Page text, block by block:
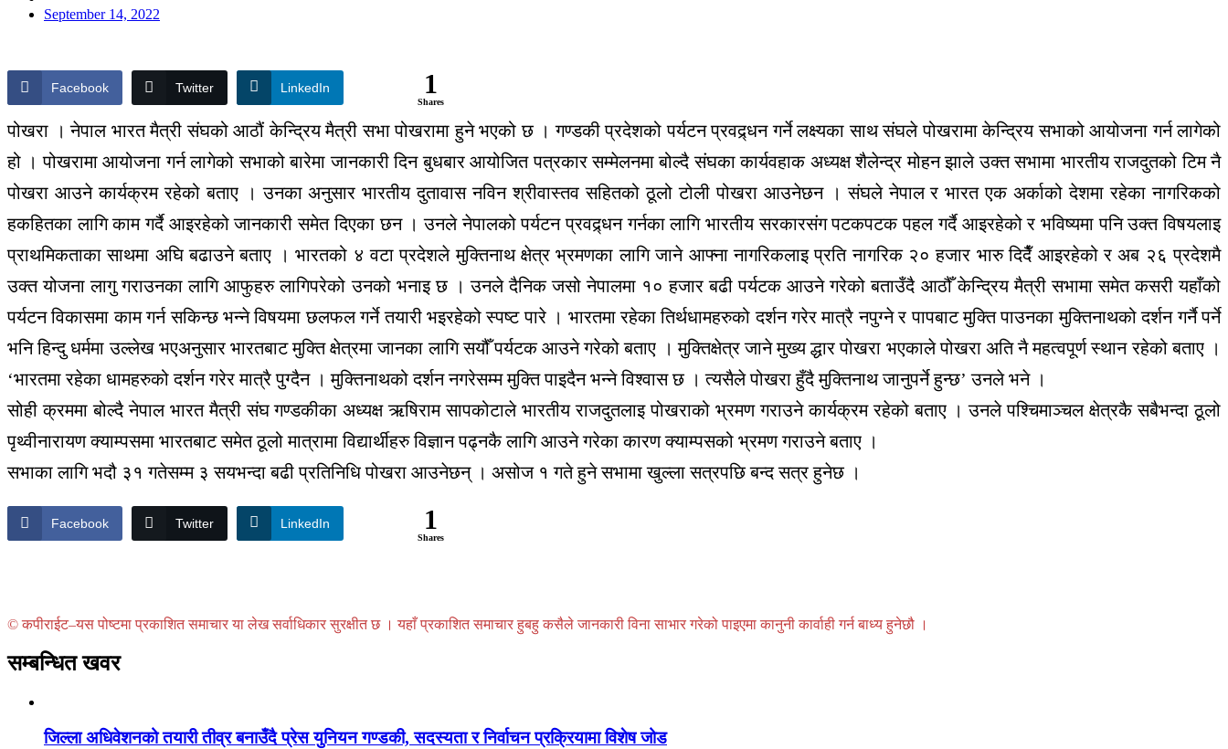
September 14, 2022
Facebook Twitter LinkedIn 1
Shares
पोखरा । नेपाल भारत मैत्री संघको आठौं केन्द्रिय मैत्री सभा पोखरामा हुने भएको छ । गण्डकी प्रदेशको पर्यटन प्रवद्र्धन गर्ने लक्ष्यका साथ संघले पोखरामा केन्द्रिय सभाको आयोजना गर्न लागेको
हो । पोखरामा आयोजना गर्न लागेको सभाको बारेमा जानकारी दिन बुधबार आयोजित पत्रकार सम्मेलनमा बोल्दै संघका कार्यवहाक अध्यक्ष शैलेन्द्र मोहन झाले उक्त सभामा भारतीय राजदुतको टिम नै
पोखरा आउने कार्यक्रम रहेको बताए । उनका अनुसार भारतीय दुतावास नविन श्रीवास्तव सहितको ठूलो टोली पोखरा आउनेछन । संघले नेपाल र भारत एक अर्काको देशमा रहेका नागरिकको
हकहितका लागि काम गर्दै आइरहेको जानकारी समेत दिएका छन । उनले नेपालको पर्यटन प्रवद्र्धन गर्नका लागि भारतीय सरकारसंग पटकपटक पहल गर्दै आइरहेको र भविष्यमा पनि उक्त विषयलाइ
प्राथमिकताका साथमा अघि बढाउने बताए । भारतको ४ वटा प्रदेशले मुक्तिनाथ क्षेत्र भ्रमणका लागि जाने आफ्ना नागरिकलाइ प्रति नागरिक २० हजार भारु दिदैँ आइरहेको र अब २६ प्रदेशमै
उक्त योजना लागु गराउनका लागि आफुहरु लागिपरेको उनको भनाइ छ । उनले दैनिक जसो नेपालमा १० हजार बढी पर्यटक आउने गरेको बताउँदै आठौँ केन्द्रिय मैत्री सभामा समेत कसरी यहाँको
पर्यटन विकासमा काम गर्न सकिन्छ भन्ने विषयमा छलफल गर्ने तयारी भइरहेको स्पष्ट पारे । भारतमा रहेका तिर्थधामहरुको दर्शन गरेर मात्रै नपुग्ने र पापबाट मुक्ति पाउनका मुक्तिनाथको दर्शन गर्नै पर्ने
भनि हिन्दु धर्ममा उल्लेख भएअनुसार भारतबाट मुक्ति क्षेत्रमा जानका लागि सयौँ पर्यटक आउने गरेको बताए । मुक्तिक्षेत्र जाने मुख्य द्धार पोखरा भएकाले पोखरा अति नै महत्वपूर्ण स्थान रहेको बताए ।
‘भारतमा रहेका धामहरुको दर्शन गरेर मात्रै पुग्दैन । मुक्तिनाथको दर्शन नगरेसम्म मुक्ति पाइदैन भन्ने विश्वास छ । त्यसैले पोखरा हुँदै मुक्तिनाथ जानुपर्ने हुन्छ’ उनले भने ।
सोही क्रममा बोल्दै नेपाल भारत मैत्री संघ गण्डकीका अध्यक्ष ऋषिराम सापकोटाले भारतीय राजदुतलाइ पोखराको भ्रमण गराउने कार्यक्रम रहेको बताए । उनले पश्चिमाञ्चल क्षेत्रकै सबैभन्दा ठूलो
पृथ्वीनारायण क्याम्पसमा भारतबाट समेत ठूलो मात्रामा विद्यार्थीहरु विज्ञान पढ्नकै लागि आउने गरेका कारण क्याम्पसको भ्रमण गराउने बताए ।
सभाका लागि भदौ ३१ गतेसम्म ३ सयभन्दा बढी प्रतिनिधि पोखरा आउनेछन् । असोज १ गते हुने सभामा खुल्ला सत्रपछि बन्द सत्र हुनेछ ।
Facebook Twitter LinkedIn 1
Shares
© कपीराईट–यस पोष्टमा प्रकाशित समाचार या लेख सर्वाधिकार सुरक्षीत छ । यहाँ प्रकाशित समाचार हुबहु कसैले जानकारी विना साभार गरेको पाइएमा कानुनी कार्वाही गर्न बाध्य हुनेछौ ।
सम्बन्धित खवर
जिल्ला अधिवेशनको तयारी तीव्र बनाउँदै प्रेस युनियन गण्डकी, सदस्यता र निर्वाचन प्रक्रियामा विशेष जोड